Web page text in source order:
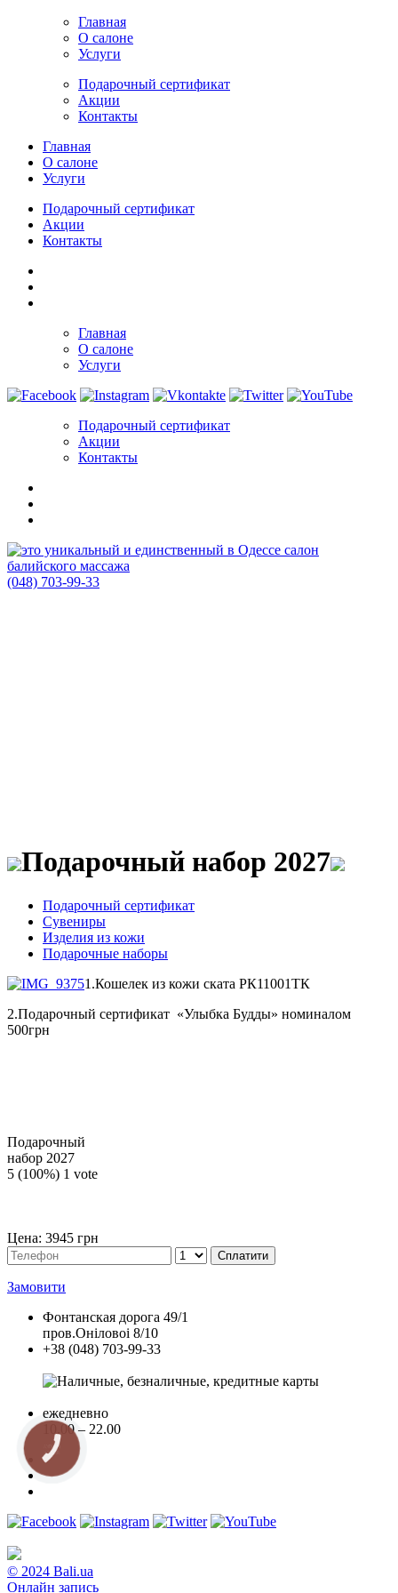
Главная
О салоне
Услуги
Подарочный сертификат
Акции
Контакты
Главная
О салоне
Услуги
Подарочный сертификат
Акции
Контакты
Главная
О салоне
Услуги
Подарочный сертификат
Акции
Контакты
(048) 703-99-33
Подарочный набор 2027
Подарочный сертификат
Сувениры
Изделия из кожи
Подарочные наборы
1.Кошелек из кожи ската РК11001ТК
2.Подарочный сертификат «Улыбка Будды» номиналом
500грн
Подарочный
набор 2027
5 (100%) 1 vote
Цена: 3945 грн
Замовити
Фонтанская дорога 49/1
пров.Оніловоі 8/10
+38 (048) 703-99-33
ежедневно
10.00 – 22.00
© 2024 Bali.ua
Онлайн запись
КНОПКА
ЗВ'ЯЗКУ